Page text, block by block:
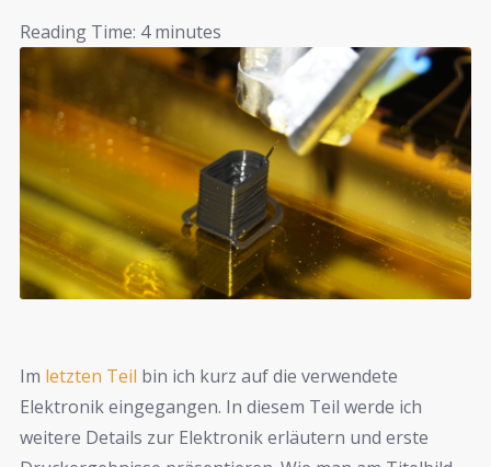
Reading Time: 4 minutes
Im letzten Teil bin ich kurz auf die verwendete
Elektronik eingegangen. In diesem Teil werde ich
weitere Details zur Elektronik erläutern und erste